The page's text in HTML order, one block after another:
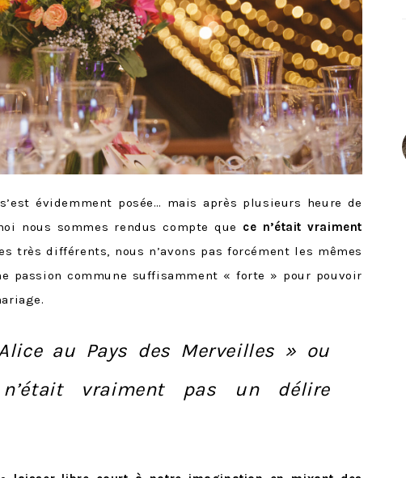
évidemment posée… mais après plusieurs heure de
nous sommes rendus compte que ce n’était vraiment
très différents, nous n’avons pas forcément les mêmes
passion commune suffisamment « forte » pour pouvoir
au Pays des Merveilles » ou
vraiment pas un délire